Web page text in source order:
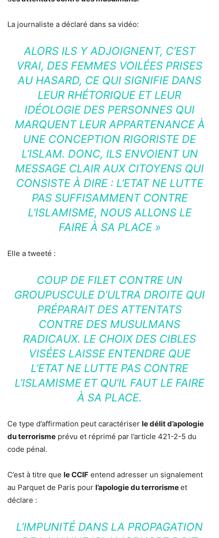
La journaliste a déclaré dans sa vidéo:
ALORS ILS Y ADJOIGNENT, C’EST
VRAI, DES FEMMES VOILÉES PRISES
AU HASARD, CE QUI SIGNIFIE DANS
LEUR RHÉTORIQUE ET LEUR
IDÉOLOGIE DES PERSONNES QUI
MARQUENT LEUR APPARTENANCE À
UNE CONCEPTION RIGORISTE DE
L’ISLAM. DONC, ILS ENVOIENT UN
MESSAGE CLAIR AUX CITOYENS QUI
CONSISTE À DIRE : L’ETAT NE LUTTE
PAS SUFFISAMMENT CONTRE
L’ISLAMISME, NOUS ALLONS LE
FAIRE À SA PLACE »
Elle a tweeté :
COUP DE FILET CONTRE UN
GROUPUSCULE D’ULTRA DROITE QUI
PRÉPARAIT DES ATTENTATS
CONTRE DES MUSULMANS
RADICAUX. LE CHOIX DES CIBLES
VISÉES LAISSE ENTENDRE QUE
L’ETAT NE LUTTE PAS CONTRE
L’ISLAMISME ET QU’IL FAUT LE FAIRE
À SA PLACE.
Ce type d’affirmation peut caractériser le délit d’apologie
du terrorisme prévu et réprimé par l’article 421-2-5 du
code pénal.
C’est à titre que le CCIF entend adresser un signalement
au Parquet de Paris pour l’apologie du terrorismeet
déclare :
L’IMPUNITÉ DANS LA PROPAGATION